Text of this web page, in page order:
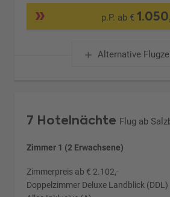
p.P. ab €
Alternative
7 Hotelnächte Flug ab
Zimmer 1 (2 Erwachsene)
Zimmerpreis ab € 2.102,-
Doppelzimmer Deluxe Landblick (DDL)